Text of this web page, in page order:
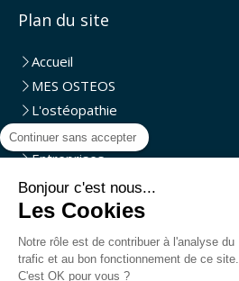
Plan du site
Accueil
MES OSTEOS
L'ostéopathie
Evénementiel
Entreprises
Domicile
Partenaires
Contact
Continuer sans accepter
Bonjour c'est nous...
Les Cookies
Notre rôle est de contribuer à l'analyse du
trafic et au bon fonctionnement de ce site.
C'est OK pour vous ?